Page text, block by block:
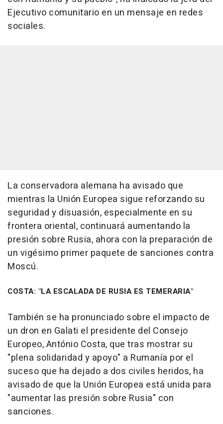
Ejecutivo comunitario en un mensaje en redes
sociales.
La conservadora alemana ha avisado que
mientras la Unión Europea sigue reforzando su
seguridad y disuasión, especialmente en su
frontera oriental, continuará aumentando la
presión sobre Rusia, ahora con la preparación de
un vigésimo primer paquete de sanciones contra
Moscú.
COSTA: "LA ESCALADA DE RUSIA ES TEMERARIA"
También se ha pronunciado sobre el impacto de
un dron en Galati el presidente del Consejo
Europeo, António Costa, que tras mostrar su
"plena solidaridad y apoyo" a Rumanía por el
suceso que ha dejado a dos civiles heridos, ha
avisado de que la Unión Europea está unida para
"aumentar las presión sobre Rusia" con
sanciones.